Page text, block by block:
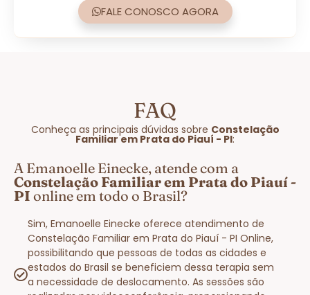
FALE CONOSCO AGORA
FAQ
Conheça as principais dúvidas sobre Constelação
Familiar em Prata do Piauí - PI:
A Emanoelle Einecke, atende com a
Constelação Familiar em Prata do Piauí -
PI online em todo o Brasil?
Sim, Emanoelle Einecke oferece atendimento de
Constelação Familiar em Prata do Piauí - PI Online,
possibilitando que pessoas de todas as cidades e
estados do Brasil se beneficiem dessa terapia sem
a necessidade de deslocamento. As sessões são